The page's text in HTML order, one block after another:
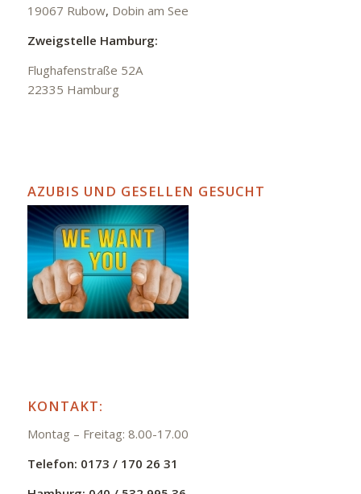
19067 Rubow, Dobin am See
Zweigstelle Hamburg:
Flughafenstraße 52A
22335 Hamburg
AZUBIS UND GESELLEN GESUCHT
KONTAKT:
Montag – Freitag: 8.00-17.00
Telefon: 0173 / 170 26 31